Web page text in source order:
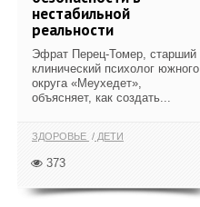
нестабильной
реальности
Эфрат Перец-Томер, старший
клинический психолог южного
округа «Меухедет»,
объясняет, как создать...
ЗДОРОВЬЕ ДЕТИ
373